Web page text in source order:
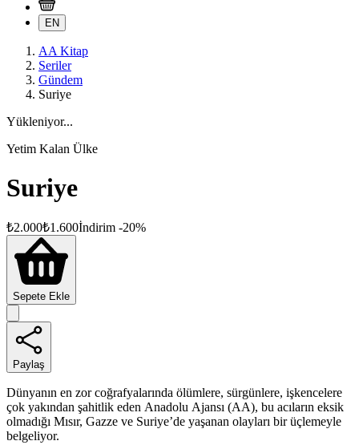
EN
AA Kitap
Seriler
Gündem
Suriye
Yükleniyor...
Yetim Kalan Ülke
Suriye
₺2.000₺1.600İndirim -20%
Sepete Ekle
Paylaş
Dünyanın en zor coğrafyalarında ölümlere, sürgünlere, işkencelere
çok yakından şahitlik eden Anadolu Ajansı (AA), bu acıların eksik
olmadığı Mısır, Gazze ve Suriye’de yaşanan olayları bir üçlemeyle
belgeliyor.